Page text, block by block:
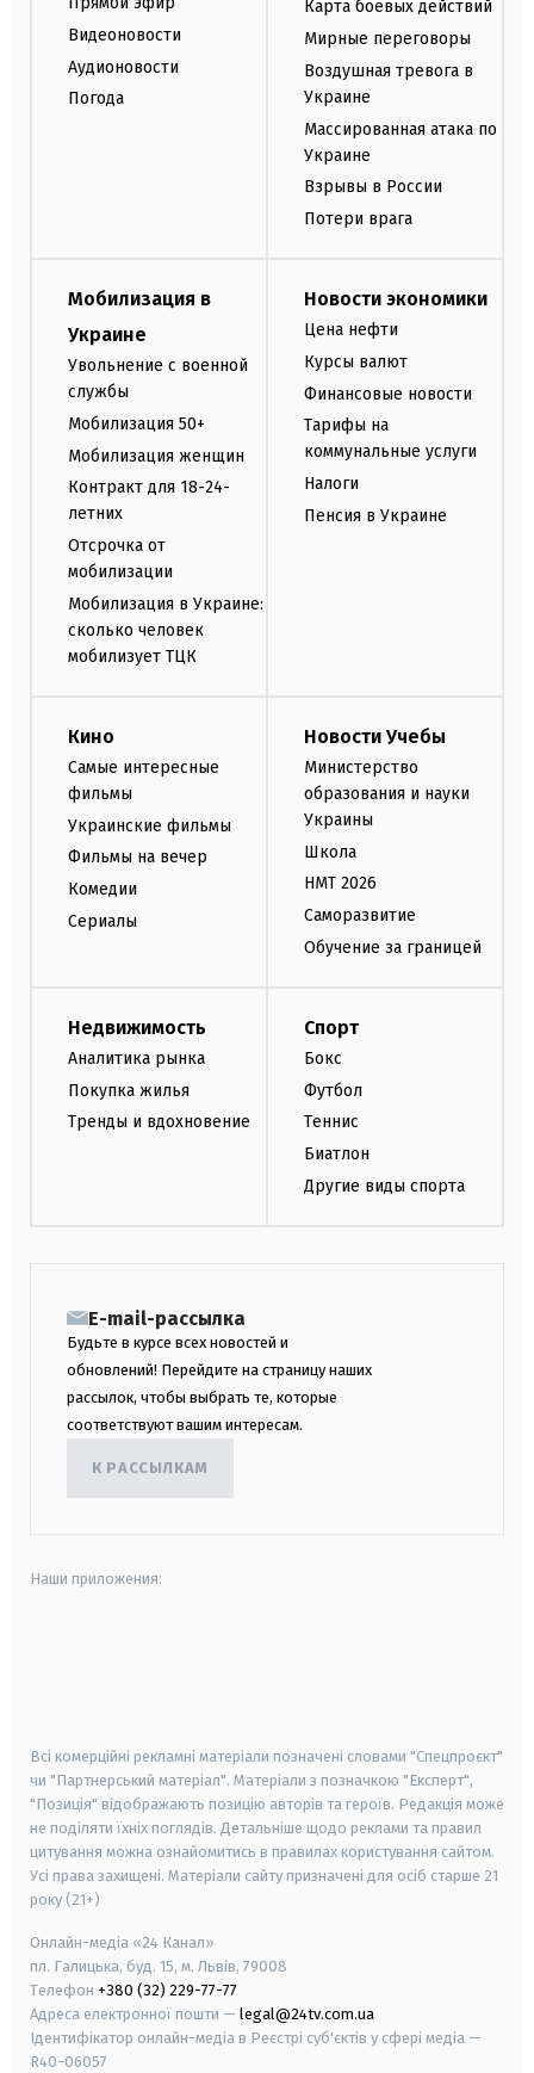
Видеоновости
Аудионовости
Погода
Карта боевых действий
Мирные переговоры
Воздушная тревога в
Украине
Массированная атака по
Украине
Взрывы в России
Потери врага
Мобилизация в
Украине
Увольнение с военной
службы
Мобилизация 50+
Мобилизация женщин
Контракт для 18-24-
летних
Отсрочка от
мобилизации
Мобилизация в Украине:
сколько человек
мобилизует ТЦК
Новости экономики
Цена нефти
Курсы валют
Финансовые новости
Тарифы на
коммунальные услуги
Налоги
Пенсия в Украине
Кино
Самые интересные
фильмы
Украинские фильмы
Фильмы на вечер
Комедии
Сериалы
Новости Учебы
Министерство
образования и науки
Украины
Школа
НМТ 2026
Саморазвитие
Обучение за границей
Недвижимость
Аналитика рынка
Покупка жилья
Тренды и вдохновение
Спорт
Бокс
Футбол
Теннис
Биатлон
Другие виды спорта
E-mail-рассылка
Будьте в курсе всех новостей и
обновлений! Перейдите на страницу наших
рассылок, чтобы выбрать те, которые
соответствуют вашим интересам.
К РАССЫЛКАМ
Наши приложения:
Всі комерційні рекламні матеріали позначені словами "Спецпроєкт"
чи "Партнерський матеріал". Матеріали з позначкою "Експерт",
"Позиція" відображають позицію авторів та героїв. Редакція може
не поділяти їхніх поглядів. Детальніше щодо реклами та правил
цитування можна ознайомитись в правилах користування сайтом.
Усі права захищені. Матеріали сайту призначені для осіб старше 21
року (21+)
Онлайн-медіа «24 Канал»
пл. Галицька, буд. 15, м. Львів, 79008
Телефон +380 (32) 229-77-77
Адреса електронної пошти — legal@24tv.com.ua
Ідентифікатор онлайн-медіа в Реєстрі суб'єктів у сфері медіа —
R40-06057